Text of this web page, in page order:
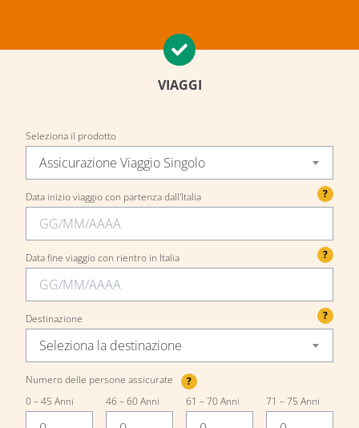
VIAGGI
Seleziona il prodotto
Assicurazione Viaggio Singolo
Data inizio viaggio con partenza dall'Italia ?
Data fine viaggio con rientro in Italia ?
?
Destinazione
Seleziona la destinazione
Numero delle persone assicurate
?
0 – 45 Anni
46 – 60 Anni 61 – 70 Anni 71 – 75 Anni